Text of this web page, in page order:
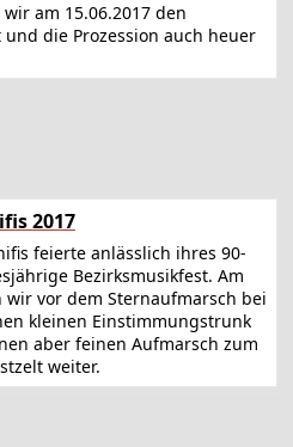
am 15.06.2017 den
die Prozession auch heuer
2017
feierte anlässlich ihres 90-
Bezirksmusikfest. Am
wir vor dem Sternaufmarsch bei
kleinen Einstimmungstrunk
aber feinen Aufmarsch zum
weiter.